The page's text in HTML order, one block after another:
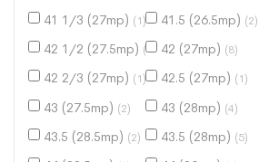
41 1/3 (27mp) (1) 41.5 (26.5mp) (2)
42 1/2 (27.5mp) (1) 42 (27mp) (8)
42 2/3 (27mp) (1) 42.5 (27mp) (1)
43 (27.5mp) (2) 43 (28mp) (4)
43.5 (28.5mp) (2) 43.5 (28mp) (5)